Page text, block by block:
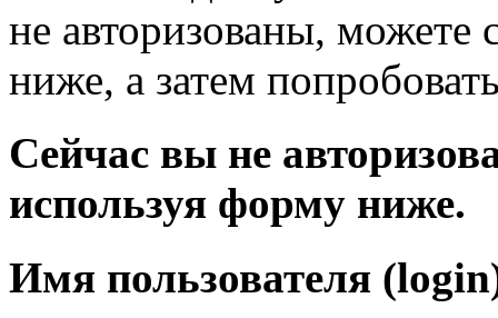
не авторизованы, можете
ниже, а затем
Сейчас вы не
используя форму ниже.
Имя пользователя